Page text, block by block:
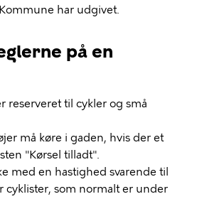
har udgivet.
på en
reserveret til cykler og små
må køre i gaden, hvis der et
"Kørsel tilladt".
med en hastighed svarende til
cyklister, som normalt er under